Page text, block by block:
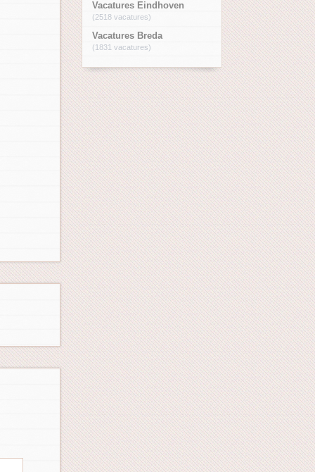
Vacatures Eindhoven
(2518 vacatures)
Vacatures Breda
(1831 vacatures)